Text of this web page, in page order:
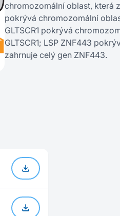
chromozomální oblast, která
pokrývá chromozomální
GLTSCR1 pokrývá
GLTSCR1; LSP ZNF443
zahrnuje celý gen ZNF443.